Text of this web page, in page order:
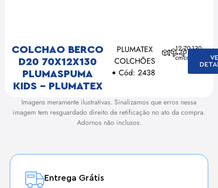
COLCHAO BERCO
D20 70X12X130
PLUMASPUMA
KIDS – PLUMATEX
PLUMATEX
COLCHÕES
Cód: 2438
12
cm
70
cm
130
Imagens meramente ilustrativas. Sinalizamos que erros nessa
imagem tem resguardado direito de retificação no ato da compra.
Adornos não inclusos.
Entrega Grátis